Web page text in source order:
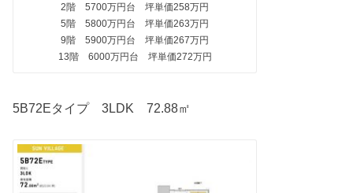
2階 5700万円台 坪単価258万円
5階 5800万円台 坪単価263万円
9階 5900万円台 坪単価267万円
13階 6000万円台 坪単価272万円
5B72Eタイプ 3LDK 72.88㎡